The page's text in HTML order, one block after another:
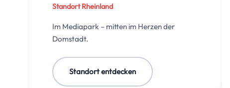
Standort Rheinland
Im Mediapark – mitten im Herzen der
Domstadt.
Standort entdecken